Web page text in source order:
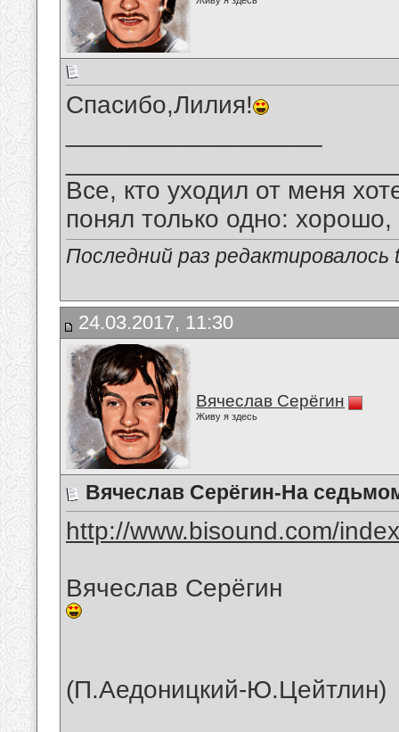
Спасибо,Лилия!
Все, кто уходил от меня
понял только одно:
Последний раз
24.03.2017, 11:30
Вячеслав Серёгин
Живу я здесь
Вячеслав Серёгин-На
http://www.bisound.com/
Вячеслав Серёгин
(П.Аедоницкий-Ю.Цейтлин)